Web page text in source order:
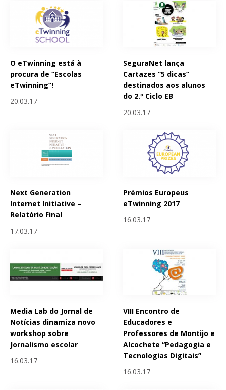
O eTwinning está à
procura de “Escolas
eTwinning”!
20.03.17
SeguraNet lança
Cartazes ”5 dicas”
destinados aos alunos
do 2.º Ciclo EB
20.03.17
Next Generation
Internet Initiative –
Relatório Final
17.03.17
Prémios Europeus
eTwinning 2017
16.03.17
Media Lab do Jornal de
Notícias dinamiza novo
workshop sobre
Jornalismo escolar
16.03.17
VIII Encontro de
Educadores e
Professores de Montijo e
Alcochete “Pedagogia e
Tecnologias Digitais”
16.03.17